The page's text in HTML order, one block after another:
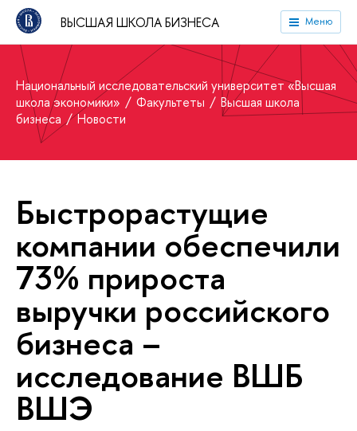
ВЫСШАЯ ШКОЛА БИЗНЕСА Меню
Национальный исследовательский университет «Высшая
школа экономики»
Факультеты
Высшая школа
бизнеса
Новости
Быстрорастущие
компании обеспечили
73% прироста
выручки российского
бизнеса –
исследование ВШБ
ВШЭ